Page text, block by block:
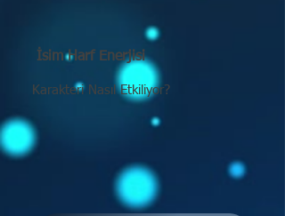
İsim Harf Enerjisi
Karakteri Nasıl Etkiliyor?